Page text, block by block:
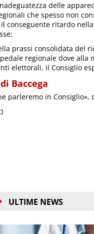
delle
che spesso non
conseguente ritardo
prassi consolidata del
regionale dove
elettorali, il Consiglio
Baccega
parleremo in Consiglio»,
ULTIME NEWS